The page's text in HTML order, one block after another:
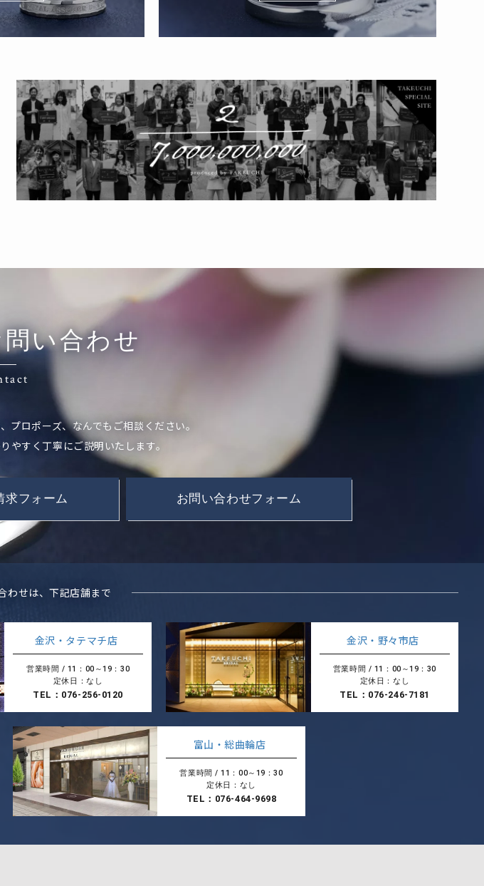
い合わせ
プロポーズ、なんでもご相談ください。
やすく丁寧にご説明いたします。
求フォーム お問い合わせフォーム
わせは、下記店舗まで
金沢・タテマチ店
営業時間 / 11：00～19：30
定休日：なし
TEL：076-256-0120
金沢・野々市店
営業時間 / 11：00～19：30
定休日：なし
TEL：076-246-7181
富山・総曲輪店
営業時間 / 11：00～19：30
定休日：なし
TEL：076-464-9698